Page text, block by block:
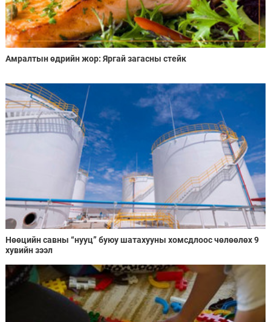
Амралтын өдрийн жор: Яргай загасны стейк
Нөөцийн савны “нууц” буюу шатахууны хомсдлоос чөлөөлөх 9
хувийн зээл